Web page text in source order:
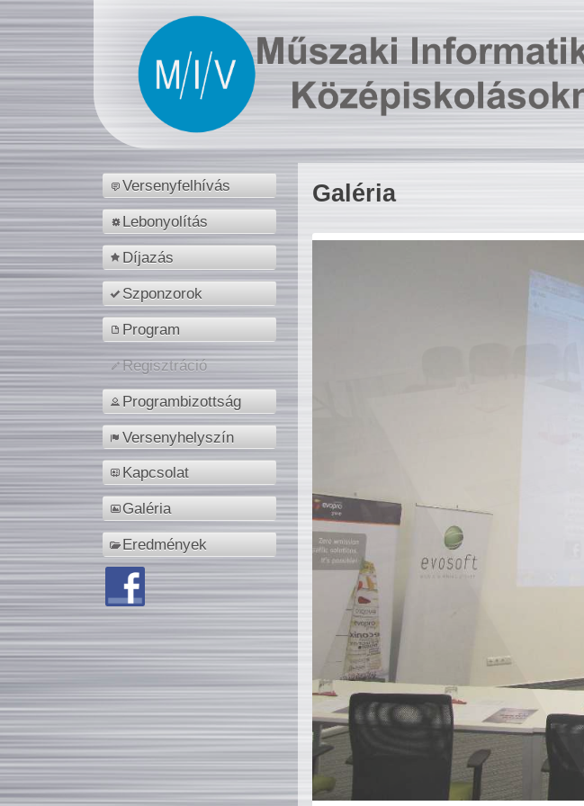
Versenyfelhívás
Lebonyolítás
Díjazás
Szponzorok
Program
Regisztráció
Programbizottság
Versenyhelyszín
Kapcsolat
Galéria
Eredmények
Galéria